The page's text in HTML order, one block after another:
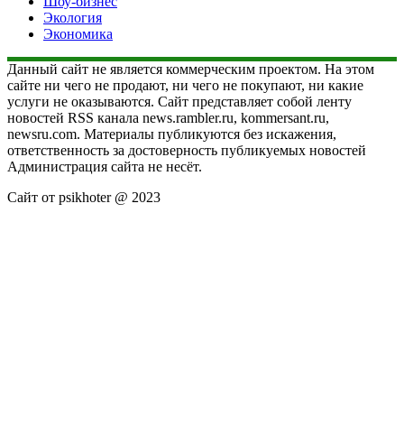
Экология
Экономика
Данный сайт не является коммерческим проектом. На этом
сайте ни чего не продают, ни чего не покупают, ни какие
услуги не оказываются. Сайт представляет собой ленту
новостей RSS канала news.rambler.ru, kommersant.ru,
newsru.com. Материалы публикуются без искажения,
ответственность за достоверность публикуемых новостей
Администрация сайта не несёт.
Сайт от psikhoter @ 2023